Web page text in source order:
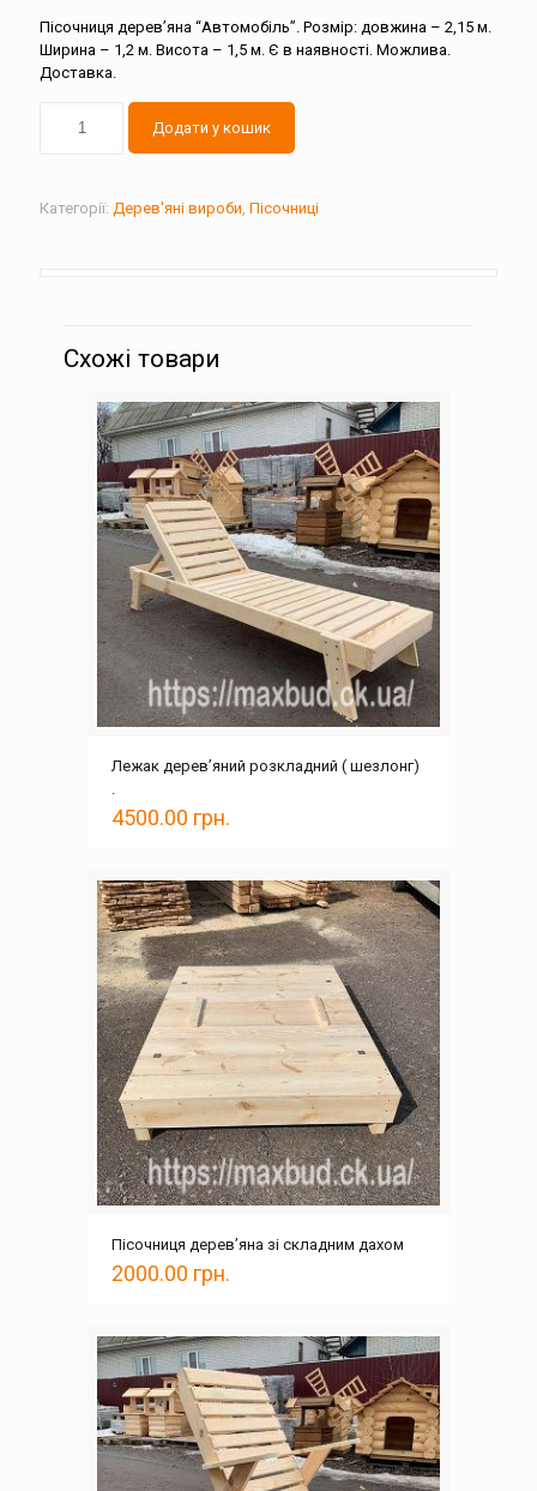
Пісочниця дерев’яна “Автомобіль”. Розмір: довжина – 2,15 м.
Ширина – 1,2 м. Висота – 1,5 м. Є в наявності. Можлива.
Доставка.
Додати у кошик
Категорії: Дерев'яні вироби, Пісочниці
Схожі товари
Лежак дерев’яний розкладний ( шезлонг)
.
4500.00 грн.
Пісочниця дерев’яна зі складним дахом
2000.00 грн.